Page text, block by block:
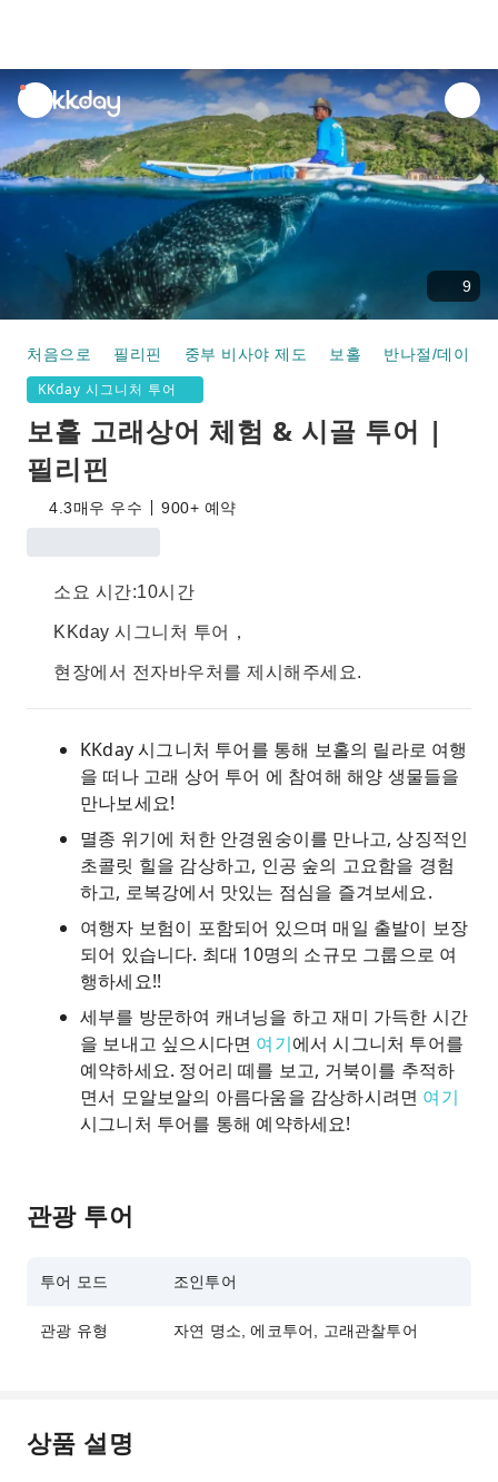
unread
notifications
9
처음으로 필리핀 중부 비사야 제도 보홀 반나절/데이 투
KKday 시그니처 투어
보홀 고래상어 체험 & 시골 투어 |
필리핀
4.3매우 우수 900+ 예약
소요 시간:10시간
KKday 시그니처 투어，
현장에서 전자바우처를 제시해주세요.
KKday 시그니처 투어를 통해 보홀의 릴라로 여행
을 떠나 고래 상어 투어 에 참여해 해양 생물들을
만나보세요!
멸종 위기에 처한 안경원숭이를 만나고, 상징적인
초콜릿 힐을 감상하고, 인공 숲의 고요함을 경험
하고, 로복강에서 맛있는 점심을 즐겨보세요.
여행자 보험이 포함되어 있으며 매일 출발이 보장
되어 있습니다. 최대 10명의 소규모 그룹으로 여
행하세요!!
세부를 방문하여 캐녀닝을 하고 재미 가득한 시간
을 보내고 싶으시다면 여기에서 시그니처 투어를
예약하세요. 정어리 떼를 보고, 거북이를 추적하
면서 모알보알의 아름다움을 감상하시려면 여기
시그니처 투어를 통해 예약하세요!
관광 투어
투어 모드 조인투어
관광 유형 자연 명소, 에코투어, 고래관찰투어
상품 설명